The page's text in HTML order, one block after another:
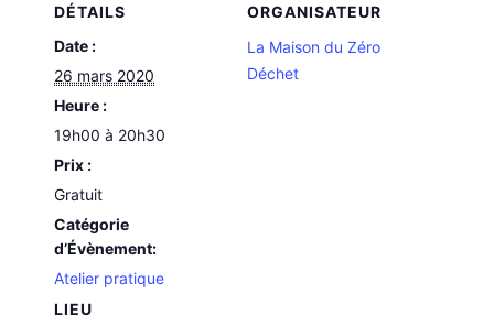
DÉTAILS
Date :
26 mars 2020
Heure :
19h00 à 20h30
Prix :
Gratuit
Catégorie
d’Évènement:
Atelier pratique
LIEU
ORGANISATEUR
La Maison du Zéro
Déchet